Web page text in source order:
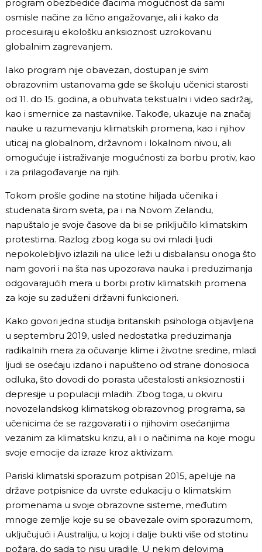
program obezbediće đacima mogućnost da sami
osmisle načine za lično angažovanje, ali i kako da
procesuiraju ekološku anksioznost uzrokovanu
globalnim zagrevanjem.
Iako program nije obavezan, dostupan je svim
obrazovnim ustanovama gde se školuju učenici starosti
od 11. do 15. godina, a obuhvata tekstualni i video sadržaj,
kao i smernice za nastavnike. Takođe, ukazuje na značaj
nauke u razumevanju klimatskih promena, kao i njihov
uticaj na globalnom, državnom i lokalnom nivou, ali
omogućuje i istraživanje mogućnosti za borbu protiv, kao
i za prilagođavanje na njih.
Tokom prošle godine na stotine hiljada učenika i
studenata širom sveta, pa i na Novom Zelandu,
napuštalo je svoje časove da bi se priključilo klimatskim
protestima. Razlog zbog koga su ovi mladi ljudi
nepokolebljivo izlazili na ulice leži u disbalansu onoga što
nam govori i na šta nas upozorava nauka i preduzimanja
odgovarajućih mera u borbi protiv klimatskih promena
za koje su zaduženi državni funkcioneri.
Kako govori jedna studija britanskih psihologa objavljena
u septembru 2019, usled nedostatka preduzimanja
radikalnih mera za očuvanje klime i životne sredine, mladi
ljudi se osećaju izdano i napušteno od strane donosioca
odluka, što dovodi do porasta učestalosti anksioznosti i
depresije u populaciji mladih. Zbog toga, u okviru
novozelandskog klimatskog obrazovnog programa, sa
učenicima će se razgovarati i o njihovim osećanjima
vezanim za klimatsku krizu, ali i o načinima na koje mogu
svoje emocije da izraze kroz aktivizam.
Pariski klimatski sporazum potpisan 2015, apeluje na
države potpisnice da uvrste edukaciju o klimatskim
promenama u svoje obrazovne sisteme, međutim
mnoge zemlje koje su se obavezale ovim sporazumom,
uključujući i Australiju, u kojoj i dalje bukti više od stotinu
požara, do sada to nisu uradile. U nekim delovima